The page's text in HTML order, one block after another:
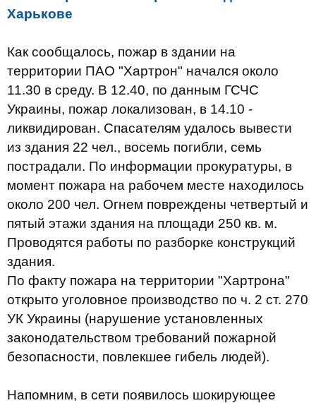
Харькове
Как сообщалось, пожар в здании на
территории ПАО "Хартрон" начался около
11.30 в среду. В 12.40, по данным ГСЧС
Украины, пожар локализован, в 14.10 -
ликвидирован. Спасателям удалось вывести
из здания 22 чел., восемь погибли, семь
пострадали. По информации прокуратуры, в
момент пожара на рабочем месте находилось
около 200 чел. Огнем повреждены четвертый и
пятый этажи здания на площади 250 кв. м.
Проводятся работы по разборке конструкций
здания.
По факту пожара на территории "Хартрона"
открыто уголовное производство по ч. 2 ст. 270
УК Украины (нарушение установленных
законодательством требований пожарной
безопасности, повлекшее гибель людей).
Напомним, в сети появилось шокирующее